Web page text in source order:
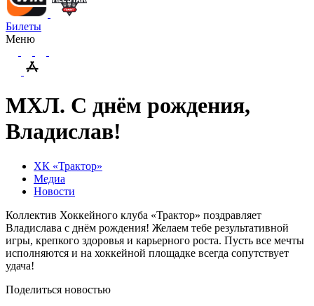
Билеты
Меню
МХЛ. С днём рождения,
Владислав!
ХК «Трактор»
Медиа
Новости
Коллектив Хоккейного клуба «Трактор» поздравляет
Владислава с днём рождения! Желаем тебе результативной
игры, крепкого здоровья и карьерного роста. Пусть все мечты
исполняются и на хоккейной площадке всегда сопутствует
удача!
Поделиться новостью